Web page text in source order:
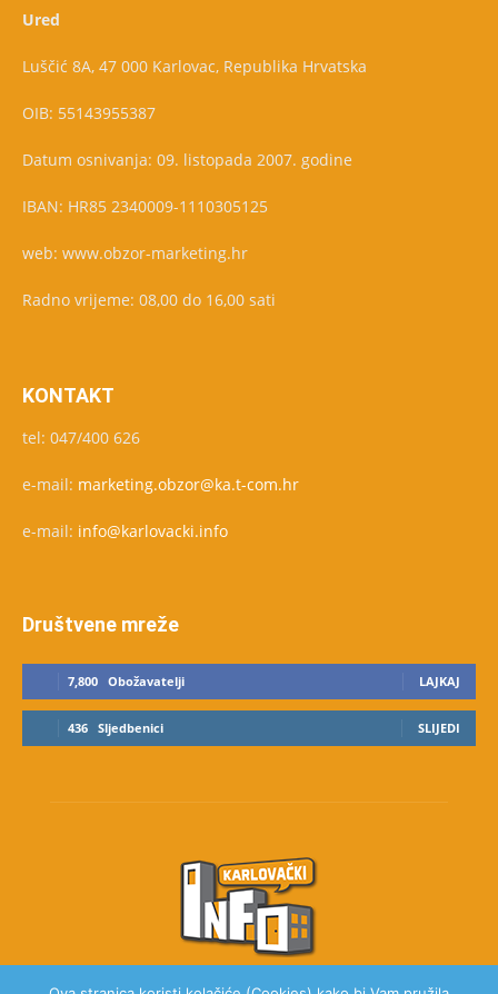
Ured
Luščić 8A, 47 000 Karlovac, Republika Hrvatska
OIB: 55143955387
Datum osnivanja: 09. listopada 2007. godine
IBAN: HR85 2340009-1110305125
web: www.obzor-marketing.hr
Radno vrijeme: 08,00 do 16,00 sati
KONTAKT
tel: 047/400 626
e-mail: marketing.obzor@ka.t-com.hr
e-mail: info@karlovacki.info
Društvene mreže
7,800 Obožavatelji LAJKAJ
436 Sljedbenici SLIJEDI